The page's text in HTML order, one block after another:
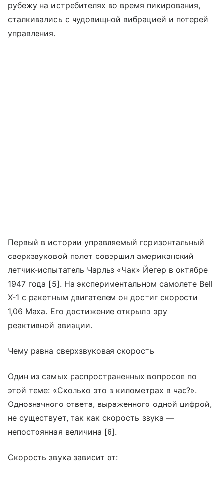
рубежу на истребителях во время пикирования,
сталкивались с чудовищной вибрацией и потерей
управления.
Первый в истории управляемый горизонтальный
сверхзвуковой полет совершил американский
летчик-испытатель Чарльз «Чак» Йегер в октябре
1947 года [5]. На экспериментальном самолете Bell
X-1 с ракетным двигателем он достиг скорости
1,06 Маха. Его достижение открыло эру
реактивной авиации.
Чему равна сверхзвуковая скорость
Один из самых распространенных вопросов по
этой теме: «Сколько это в километрах в час?».
Однозначного ответа, выраженного одной цифрой,
не существует, так как скорость звука —
непостоянная величина [6].
Скорость звука зависит от: